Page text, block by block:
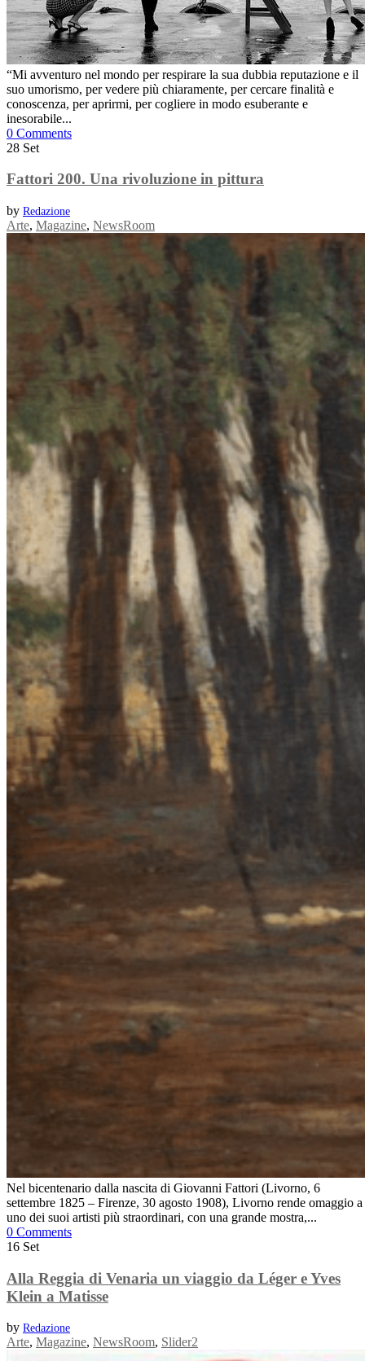
“Mi avventuro nel mondo per respirare la sua dubbia reputazione e il
suo umorismo, per vedere più chiaramente, per cercare finalità e
conoscenza, per aprirmi, per cogliere in modo esuberante e
inesorabile...
0 Comments
28 Set
Fattori 200. Una rivoluzione in pittura
by Redazione
Arte, Magazine, NewsRoom
Nel bicentenario dalla nascita di Giovanni Fattori (Livorno, 6
settembre 1825 – Firenze, 30 agosto 1908), Livorno rende omaggio a
uno dei suoi artisti più straordinari, con una grande mostra,...
0 Comments
16 Set
Alla Reggia di Venaria un viaggio da Léger e Yves
Klein a Matisse
by Redazione
Arte, Magazine, NewsRoom, Slider2